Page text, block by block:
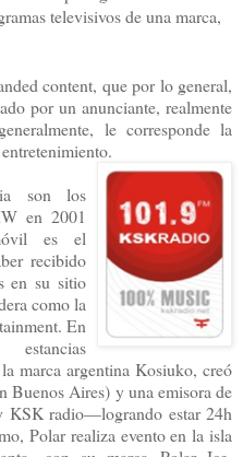
televisivos de una marca,
content, que por lo general,
por un anunciante, realmente
le corresponde la
son los
en 2001
es el
recibido
en su sitio
como la
En
estancias
marca argentina Kosiuko, creó
Buenos Aires) y una emisora de
radio—logrando estar 24h
Polar realiza evento en la isla